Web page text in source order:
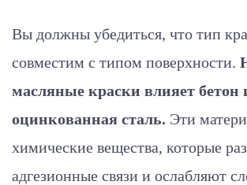
Вы должны убедиться, что тип
совместим с типом поверхности.
масляные краски влияет бетон
оцинкованная сталь. Эти
химические вещества, которые
адгезионные связи и ослабляют